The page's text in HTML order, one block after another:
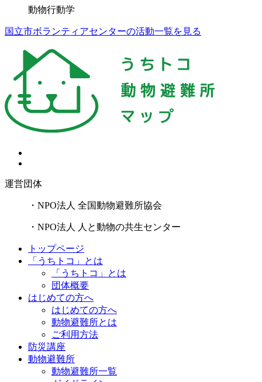
動物行動学
国立市ボランティアセンターの活動一覧を見る
運営団体
・NPO法人 全国動物避難所協会
・NPO法人 人と動物の共生センター
トップページ
「うちトコ」とは
「うちトコ」とは
団体概要
はじめての方へ
はじめての方へ
動物避難所とは
ご利用方法
防災講座
動物避難所
動物避難所一覧